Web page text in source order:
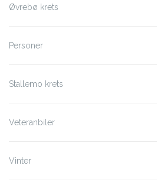
Øvrebø krets
Personer
Stallemo krets
Veteranbiler
Vinter